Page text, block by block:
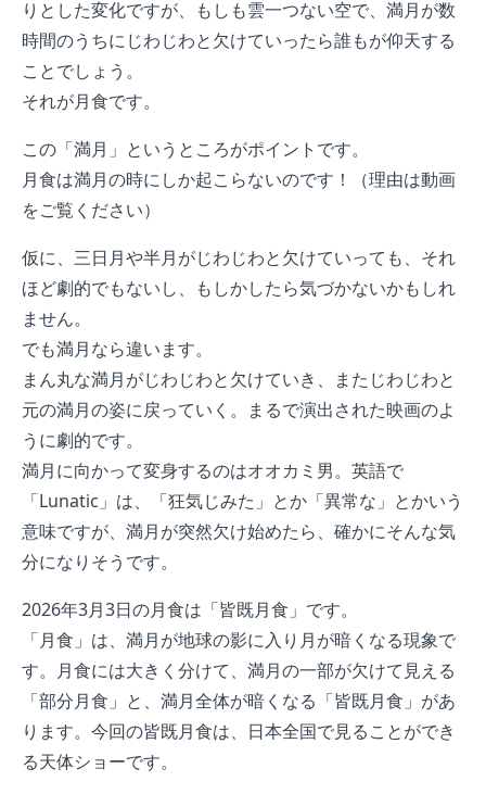
りとした変化ですが、もしも雲一つない空で、満月が数
時間のうちにじわじわと欠けていったら誰もが仰天する
ことでしょう。
それが月食です。
この「満月」というところがポイントです。
月食は満月の時にしか起こらないのです！（理由は動画
をご覧ください）
仮に、三日月や半月がじわじわと欠けていっても、それ
ほど劇的でもないし、もしかしたら気づかないかもしれ
ません。
でも満月なら違います。
まん丸な満月がじわじわと欠けていき、またじわじわと
元の満月の姿に戻っていく。まるで演出された映画のよ
うに劇的です。
満月に向かって変身するのはオオカミ男。英語で
「Lunatic」は、「狂気じみた」とか「異常な」とかいう
意味ですが、満月が突然欠け始めたら、確かにそんな気
分になりそうです。
2026年3月3日の月食は「皆既月食」です。
「月食」は、満月が地球の影に入り月が暗くなる現象で
す。月食には大きく分けて、満月の一部が欠けて見える
「部分月食」と、満月全体が暗くなる「皆既月食」があ
ります。今回の皆既月食は、日本全国で見ることができ
る天体ショーです。